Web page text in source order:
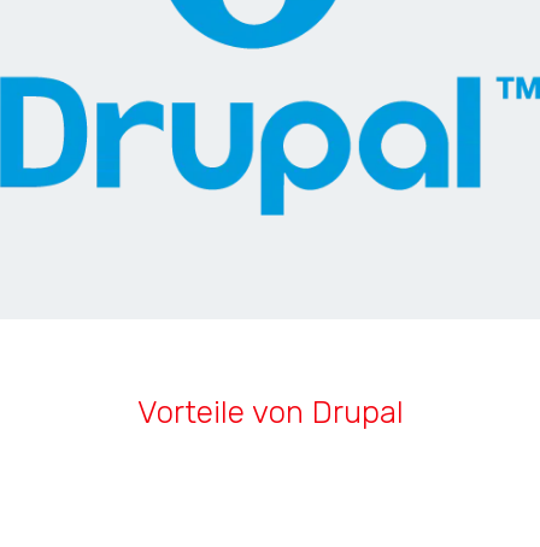
Vorteile von Drupal